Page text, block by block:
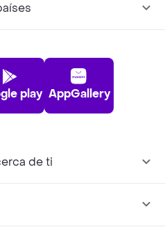
play AppGallery
de ti